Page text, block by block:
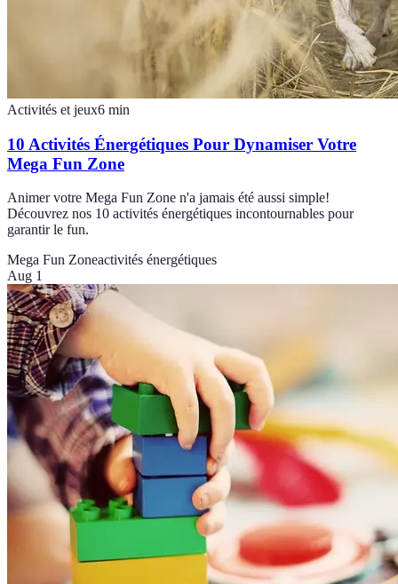
Activités et jeux6 min
10 Activités Énergétiques Pour Dynamiser Votre
Mega Fun Zone
Animer votre Mega Fun Zone n'a jamais été aussi simple!
Découvrez nos 10 activités énergétiques incontournables pour
garantir le fun.
Mega Fun Zoneactivités énergétiques
Aug 1